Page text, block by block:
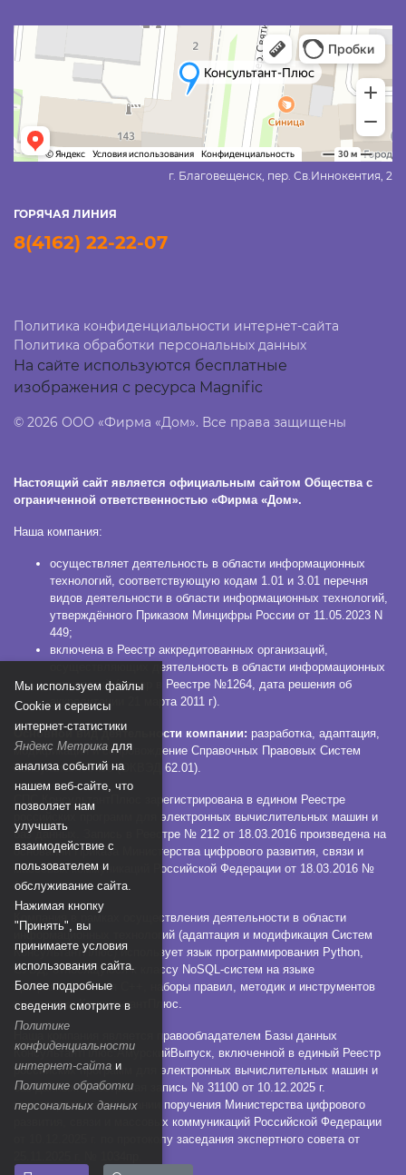
г. Благовещенск, пер. Св.Иннокентия, 2
ГОРЯЧАЯ ЛИНИЯ
8(4162) 22-22-07
Политика конфиденциальности интернет-сайта
Политика обработки персональных данных
На сайте используются бесплатные
изображения с ресурса Magnific
© 2026 ООО «Фирма «Дом». Все права защищены
Настоящий сайт является официальным сайтом Общества с
ограниченной ответственностью «Фирма «Дом».
Наша компания:
осуществляет деятельность в области информационных
технологий, соответствующую кодам 1.01 и 3.01 перечня
видов деятельности в области информационных технологий,
утверждённого Приказом Минцифры России от 11.05.2023 N
449;
включена в Реестр аккредитованных организаций,
осуществляющих деятельность в области информационных
технологий (номер в Реестре №1264, дата решения об
аккредитации 21 марта 2011 г).
Основной вид деятельности компании: разработка, адаптация,
модификация и сопровождение Справочных Правовых Систем
КонсультантПлюс (ОКВЭД 62.01).
СПС КонсультантПлюс зарегистрирована в едином Реестре
российских программ для электронных вычислительных машин и
баз данных. Запись в Реестре № 212 от 18.03.2016 произведена на
основании Приказа Министерства цифрового развития, связи и
массовых коммуникаций Российской Федерации от 18.03.2016 №
112.
Компания в рамках осуществления деятельности в области
информационных технологий (адаптация и модификация Систем
КонсультантПлюс) использует язык программирования Python,
СУБД, относящуюся к классу NoSQL-систем на языке
программирования C++, наборы правил, методик и инструментов
технологии КонсультантПлюс.
Наша компания является правообладателем Базы данных
КонсультантПлюс:АмурскийВыпуск, включенной в единый Реестр
российских программ для электронных вычислительных машин и
баз данных. Реестровая запись № 31100 от 10.12.2025 г.
произведена на основании поручения Министерства цифрового
развития, связи и массовых коммуникаций Российской Федерации
от 10.12.2025 г. по протоколу заседания экспертного совета от
Мы используем файлы
Сookie и сервисы
интернет-статистики
Яндекс Метрика для
анализа событий на
нашем веб-сайте, что
позволяет нам
улучшать
взаимодействие с
пользователем и
обслуживание сайта.
Нажимая кнопку
"Принять", вы
принимаете условия
использования сайта.
Более подробные
сведения смотрите в
Политике
конфиденциальности
интернет-сайта и
Политике обработки
персональных данных